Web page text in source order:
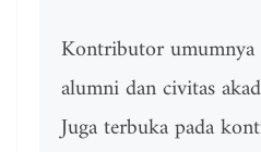
Kontributor umumnya
alumni dan civitas
Juga terbuka pada